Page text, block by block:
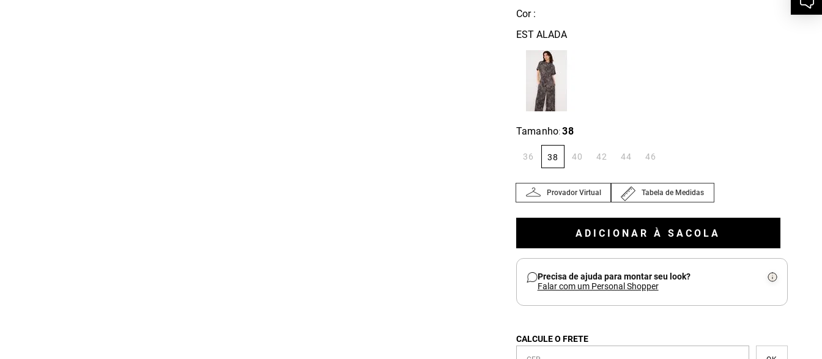
Cor :
EST ALADA
Tamanho: 38
36 38 40 42 44 46
Provador Virtual Tabela de Medidas
ADICIONAR À SACOLA
Precisa de ajuda para montar seu look?
Falar com um Personal Shopper
CALCULE O FRETE